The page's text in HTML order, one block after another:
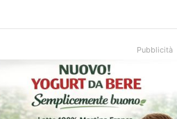
olio: Coldiretti Puglia esulta
Pubblicità